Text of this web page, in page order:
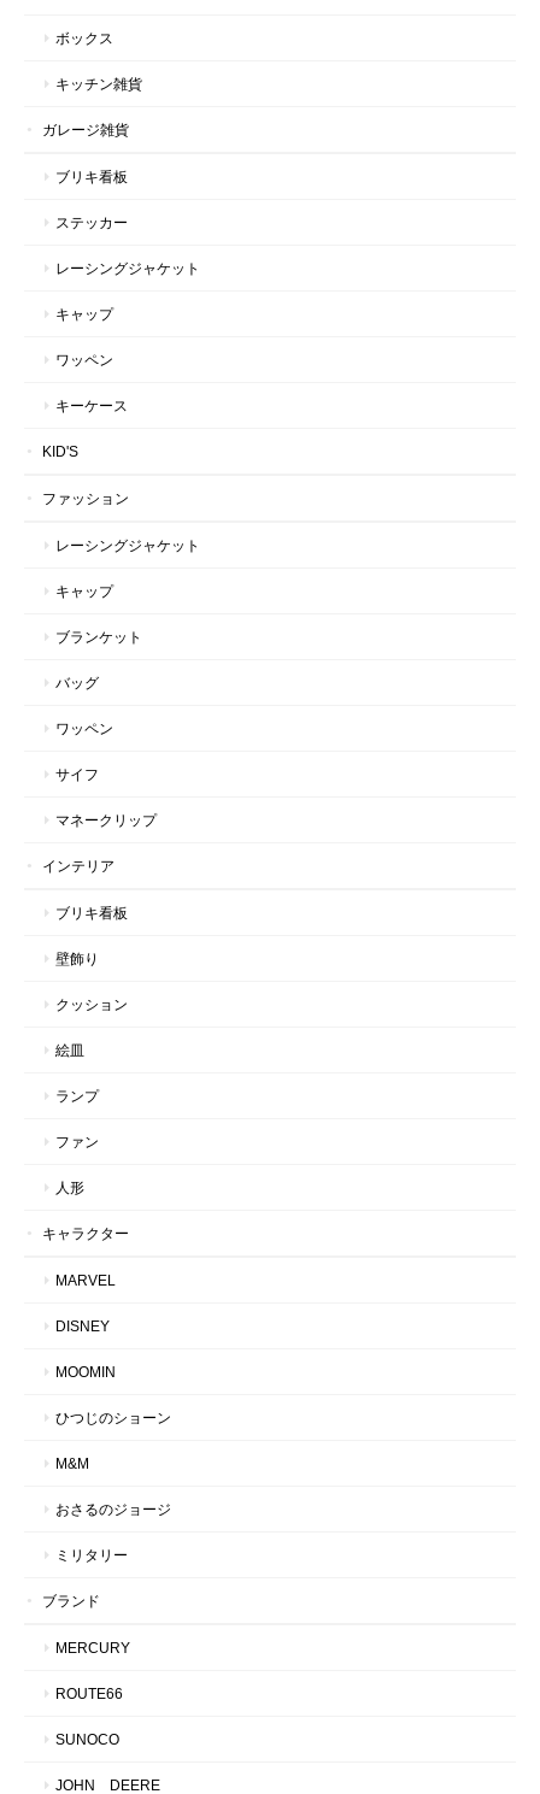
ボックス
キッチン雑貨
ガレージ雑貨
ブリキ看板
ステッカー
レーシングジャケット
キャップ
ワッペン
キーケース
KID'S
ファッション
レーシングジャケット
キャップ
ブランケット
バッグ
ワッペン
サイフ
マネークリップ
インテリア
ブリキ看板
壁飾り
クッション
絵皿
ランプ
ファン
人形
キャラクター
MARVEL
DISNEY
MOOMIN
ひつじのショーン
M&M
おさるのジョージ
ミリタリー
ブランド
MERCURY
ROUTE66
SUNOCO
JOHN DEERE